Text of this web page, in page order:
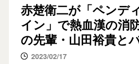
赤楚衛二が「ペンデ
イン」で熱血漢の消
の先輩・山田裕貴と
2023/02/17